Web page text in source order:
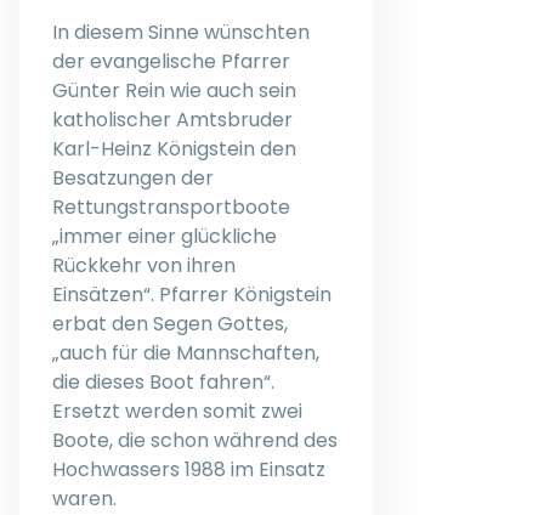
In diesem Sinne wünschten
der evangelische Pfarrer
Günter Rein wie auch sein
katholischer Amtsbruder
Karl-Heinz Königstein den
Besatzungen der
Rettungstransportboote
„immer einer glückliche
Rückkehr von ihren
Einsätzen“. Pfarrer Königstein
erbat den Segen Gottes,
„auch für die Mannschaften,
die dieses Boot fahren“.
Ersetzt werden somit zwei
Boote, die schon während des
Hochwassers 1988 im Einsatz
waren.